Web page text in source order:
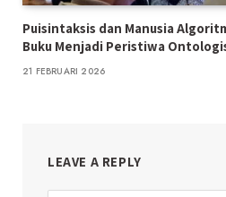
Puisintaksis dan Manusia
Buku Menjadi Peristiwa
21 FEBRUARI 2026
LEAVE A REPLY